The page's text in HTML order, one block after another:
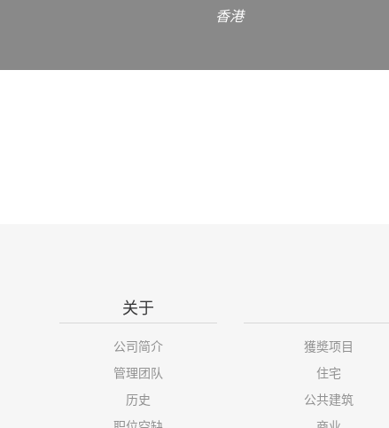
香港
关于
公司简介
管理团队
历史
獲奬项目
住宅
公共建筑